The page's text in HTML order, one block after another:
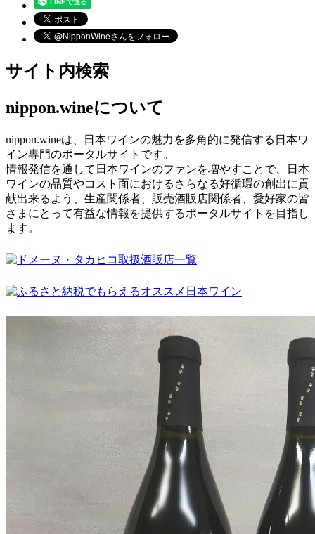
サイト内検索
nippon.wineについて
nippon.wineは、日本ワインの魅力を多角的に発信する日本ワ
イン専門のポータルサイトです。
情報発信を通して日本ワインのファンを増やすことで、日本
ワインの品質やコスト面におけるさらなる好循環の創出に貢
献出来るよう、生産関係者、販売酒販店関係者、愛好家の皆
さまにとって有益な情報を提供するポータルサイトを目指し
ます。